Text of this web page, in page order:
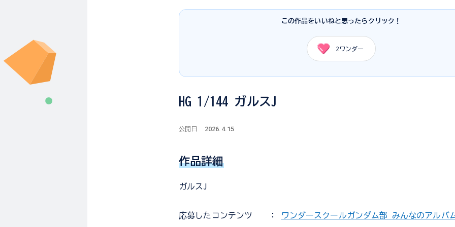
この作品をいいねと思ったらクリック！
2 ワンダー
HG 1/144 ガルスJ
公開日 2026.4.15
作品詳細
ガルスJ
応募した コンテンツ ： ワンダースクールガンダム部 みんなのアルバ